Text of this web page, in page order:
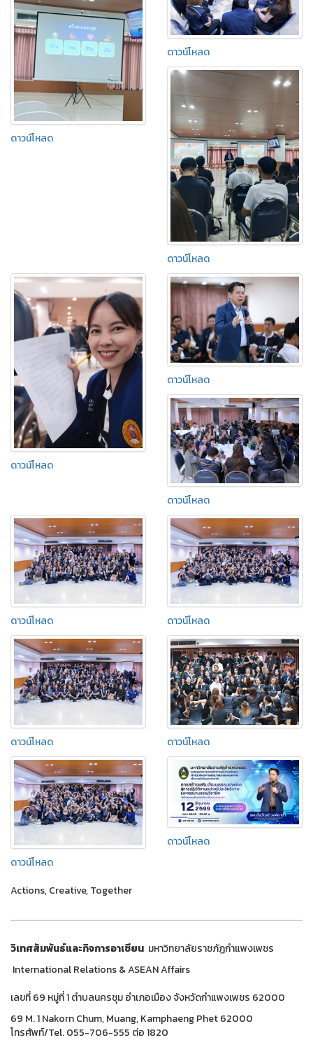
ดาวน์โหลด
ดาวน์โหลด
ดาวน์โหลด
ดาวน์โหลด
ดาวน์โหลด
ดาวน์โหลด
ดาวน์โหลด ดาวน์โหลด
ดาวน์โหลด ดาวน์โหลด
ดาวน์โหลด
ดาวน์โหลด
Actions, Creative, Together
วิเทศสัมพันธ์และกิจการอาเซียน มหาวิทยาลัยราชภัฏกำแพงเพชร
International Relations & ASEAN Affairs
เลขที่ 69 หมู่ที่ 1 ตำบลนครชุม อำเภอเมือง จังหวัดกำแพงเพชร 62000
69 M. 1 Nakorn Chum, Muang, Kamphaeng Phet 62000
โทรศัพท์/Tel. 055-706-555 ต่อ 1820